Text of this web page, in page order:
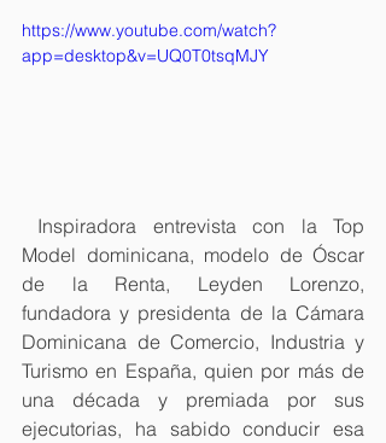
https://www.youtube.com/watch?
app=desktop&v=UQ0T0tsqMJY
Model dominicana, modelo de Óscar
de la Renta, Leyden Lorenzo,
fundadora y presidenta de la Cámara
Dominicana de Comercio, Industria y
Turismo en España, quien por más de
una década y premiada por sus
ejecutorias, ha sabido conducir esa